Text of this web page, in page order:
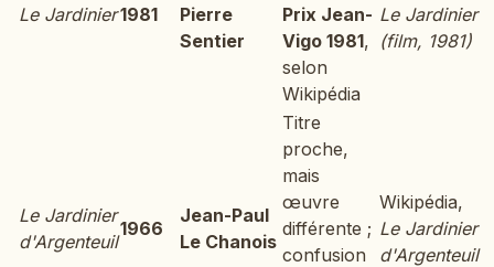
Le Jardinier1981
Pierre
Sentier
Prix Jean-
Vigo 1981,
selon
Wikipédia
Le Jardinier
(film, 1981)
Le Jardinier
d'Argenteuil
1966
Jean-Paul
Le Chanois
Titre
proche,
mais
œuvre
différente ;
confusion
Wikipédia,
Le Jardinier
d'Argenteuil